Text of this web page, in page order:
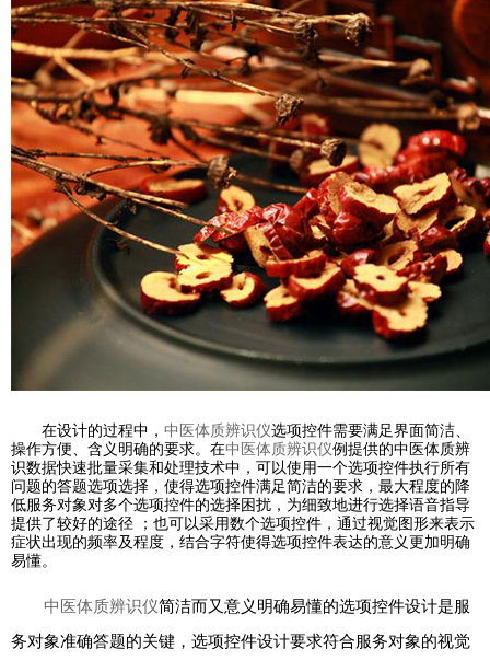
在设计的过程中， 中医体质辨识仪选项控件需要满足界面简洁、
操作方便、含义明确的要求。在中医体质辨识仪例提供的中医体质辨
识数据快速批量采集和处理技术中，可以使用一个选项控件执行所有
问题的答题选项选择，使得选项控件满足简洁的要求，最大程度的降
低服务对象对多个选项控件的选择困扰，为细致地进行选择语音指导
提供了较好的途径 ；也可以采用数个选项控件，通过视觉图形来表示
症状出现的频率及程度，结合字符使得选项控件表达的意义更加明确
易懂。
中医体质辨识仪简洁而又意义明确易懂的选项控件设计是服
务对象准确答题的关键，选项控件设计要求符合服务对象的视觉